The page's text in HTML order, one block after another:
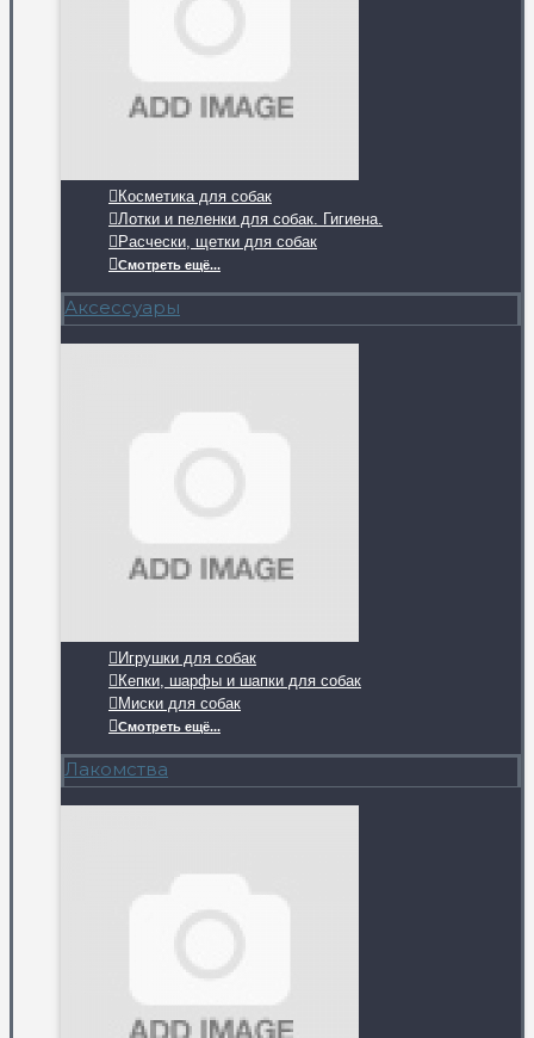
Косметика для собак
Лотки и пеленки для собак. Гигиена.
Расчески, щетки для собак
Смотреть ещё...
Аксессуары
Игрушки для собак
Кепки, шарфы и шапки для собак
Миски для собак
Смотреть ещё...
Лакомства